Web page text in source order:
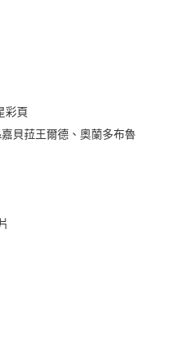
彩頁
貝菈王爾德、奧蘭多布魯